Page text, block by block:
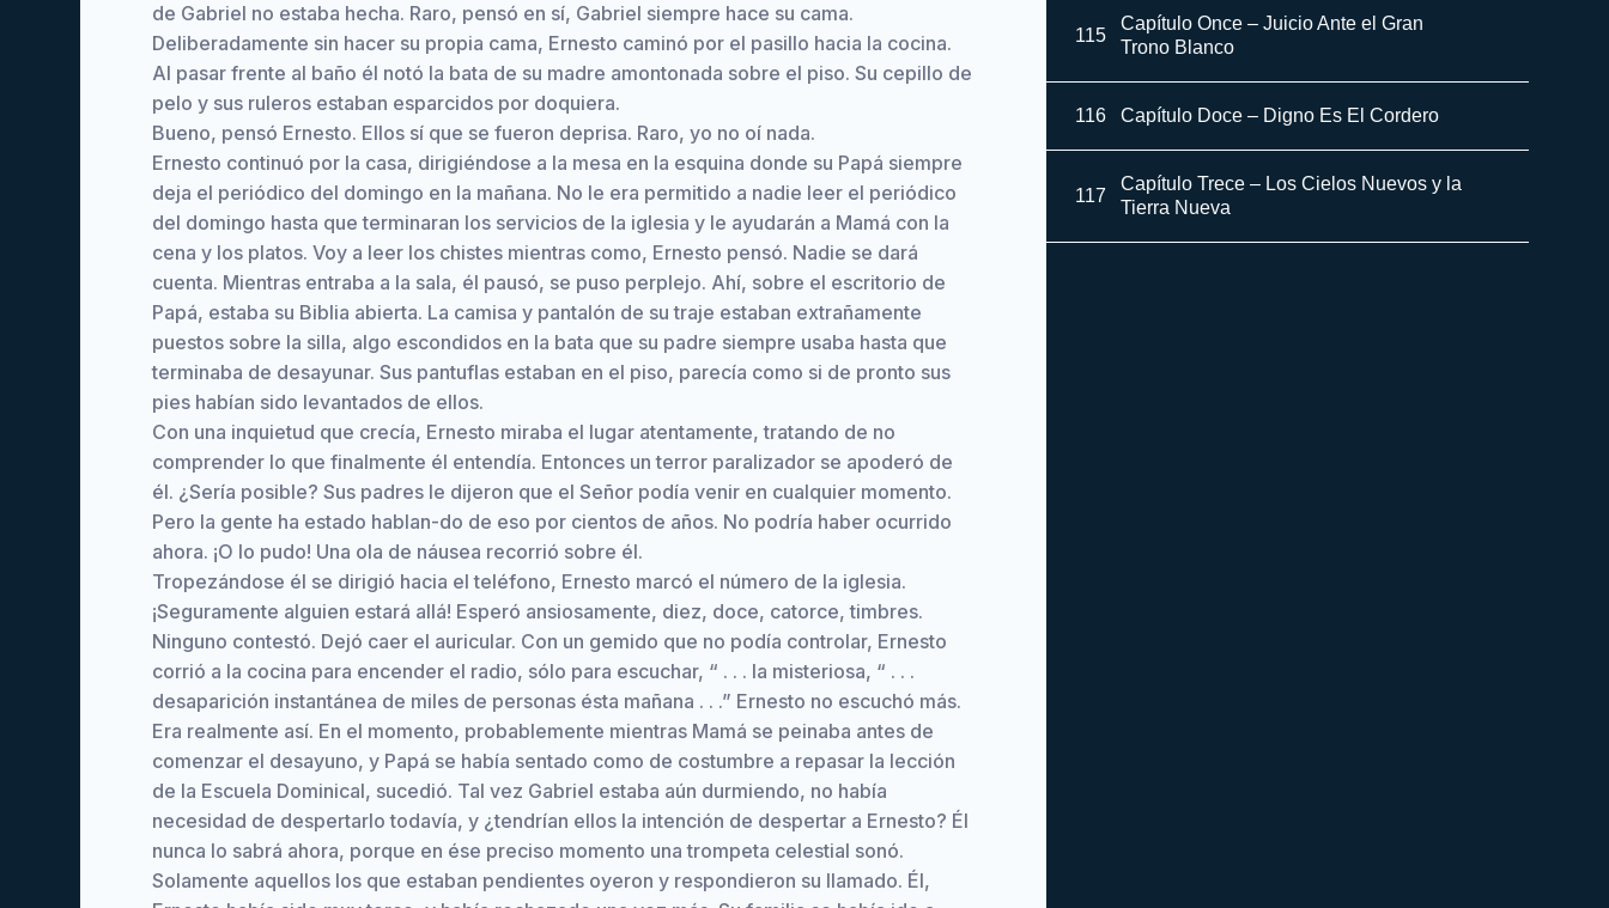
de Gabriel no estaba hecha. Raro, pensó en sí, Gabriel siempre hace su cama.
Deliberadamente sin hacer su propia cama, Ernesto caminó por el pasillo hacia la cocina.
Al pasar frente al baño él notó la bata de su madre amontonada sobre el piso. Su cepillo de
pelo y sus ruleros estaban esparcidos por doquiera.
Bueno, pensó Ernesto. Ellos sí que se fueron deprisa. Raro, yo no oí nada.
Ernesto continuó por la casa, dirigiéndose a la mesa en la esquina donde su Papá siempre
deja el periódico del domingo en la mañana. No le era permitido a nadie leer el periódico
del domingo hasta que terminaran los servicios de la iglesia y le ayudarán a Mamá con la
cena y los platos. Voy a leer los chistes mientras como, Ernesto pensó. Nadie se dará
cuenta. Mientras entraba a la sala, él pausó, se puso perplejo. Ahí, sobre el escritorio de
Papá, estaba su Biblia abierta. La camisa y pantalón de su traje estaban extrañamente
puestos sobre la silla, algo escondidos en la bata que su padre siempre usaba hasta que
terminaba de desayunar. Sus pantuflas estaban en el piso, parecía como si de pronto sus
pies habían sido levantados de ellos.
Con una inquietud que crecía, Ernesto miraba el lugar atentamente, tratando de no
comprender lo que finalmente él entendía. Entonces un terror paralizador se apoderó de
él. ¿Sería posible? Sus padres le dijeron que el Señor podía venir en cualquier momento.
Pero la gente ha estado hablan-do de eso por cientos de años. No podría haber ocurrido
ahora. ¡O lo pudo! Una ola de náusea recorrió sobre él.
Tropezándose él se dirigió hacia el teléfono, Ernesto marcó el número de la iglesia.
¡Seguramente alguien estará allá! Esperó ansiosamente, diez, doce, catorce, timbres.
Ninguno contestó. Dejó caer el auricular. Con un gemido que no podía controlar, Ernesto
corrió a la cocina para encender el radio, sólo para escuchar, “ . . . la misteriosa, “ . . .
desaparición instantánea de miles de personas ésta mañana . . .” Ernesto no escuchó más.
Era realmente así. En el momento, probablemente mientras Mamá se peinaba antes de
comenzar el desayuno, y Papá se había sentado como de costumbre a repasar la lección
de la Escuela Dominical, sucedió. Tal vez Gabriel estaba aún durmiendo, no había
necesidad de despertarlo todavía, y ¿tendrían ellos la intención de despertar a Ernesto? Él
nunca lo sabrá ahora, porque en ése preciso momento una trompeta celestial sonó.
Solamente aquellos los que estaban pendientes oyeron y respondieron su llamado. Él,
115
Capítulo Once – Juicio Ante el Gran
Trono Blanco
116 Capítulo Doce – Digno Es El Cordero
117
Capítulo Trece – Los Cielos Nuevos y la
Tierra Nueva